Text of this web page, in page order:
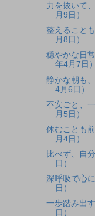
力を抜いて
月9日）
整えること
月8日）
穏やかな日
年4月7日）
静かな朝も
4月6日）
不安ごと、
月5日）
休むことも
月4日）
比べず、自
日）
深呼吸で心
日）
一歩踏み出
日）